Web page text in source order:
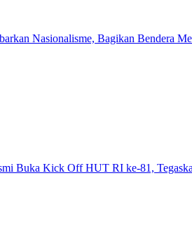
Nasionalisme, Bagikan Bendera
Buka Kick Off HUT RI ke-81,